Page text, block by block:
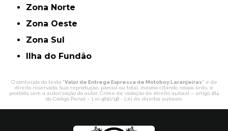
Zona Norte
Zona Oeste
Zona Sul
ilha do Fundão
O conteúdo do texto "Valor de Entrega Expressa de Motoboy Laranjeiras" é de
direito reservado. Sua reprodução, parcial ou total, mesmo citando nossos links, é
proibida sem a autorização do autor. Crime de violação de direito autoral – artigo 184
do Código Penal – Lei 9610/98 - Lei de direitos autorais.